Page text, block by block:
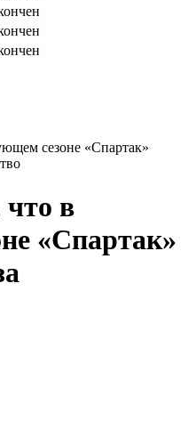
сезоне «Спартак»
что в
«Спартак»